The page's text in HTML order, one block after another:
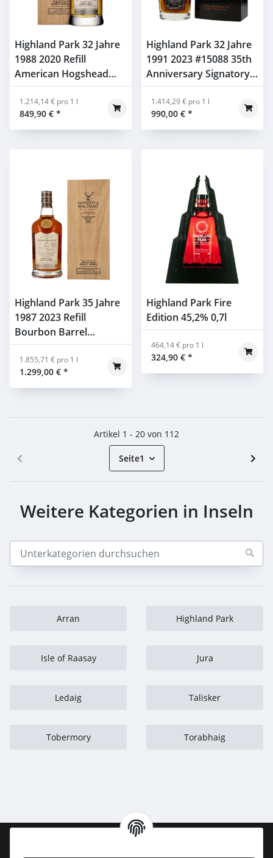
Highland Park 32 Jahre
1988 2020 Refill
American Hogshead
Gordon & Macphail
52,8% 0,7l
849,90 € *
1.214,14 € pro 1 l
Highland Park 32 Jahre
1991 2023 #15088 35th
Anniversary Signatory
53,4% 0,7l
990,00 € *
1.414,29 € pro 1 l
Highland Park 35 Jahre
1987 2023 Refill
Bourbon Barrel
#21604501 Gordon &
Macphail 56,9% 0,7l
1.299,00 € *
1.855,71 € pro 1 l
Highland Park Fire
Edition 45,2% 0,7l
324,90 € *
464,14 € pro 1 l
Artikel 1 - 20 von 112
Seite1
Weitere Kategorien in Inseln
Arran Highland Park
Isle of Raasay Jura
Ledaig Talisker
Tobermory Torabhaig